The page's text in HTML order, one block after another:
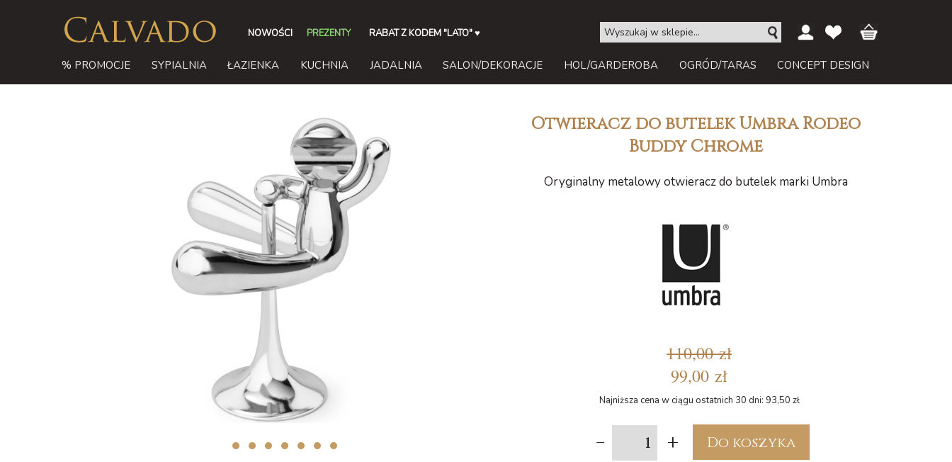
NOWOŚCI PREZENTY RABAT Z KODEM "LATO"♥
% PROMOCJE SYPIALNIA ŁAZIENKA KUCHNIA JADALNIA SALON/DEKORACJE HOL/GARDEROBA OGRÓD/TARAS CONCEPT DESIGN
Otwieracz do butelek Umbra Rodeo
Buddy Chrome
Oryginalny metalowy otwieracz do butelek marki Umbra
110,00 zł
99,00 zł
Najniższa cena w ciągu ostatnich 30 dni: 93,50 zł
- + Do koszyka